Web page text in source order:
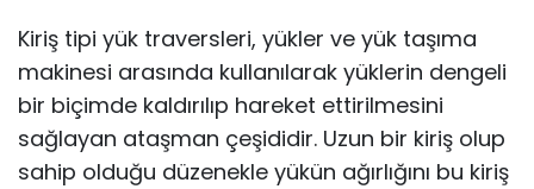
Kiriş tipi yük traversleri, yükler ve yük taşıma
makinesi arasında kullanılarak yüklerin dengeli
bir biçimde kaldırılıp hareket ettirilmesini
sağlayan ataşman çeşididir. Uzun bir kiriş olup
sahip olduğu düzenekle yükün ağırlığını bu kiriş